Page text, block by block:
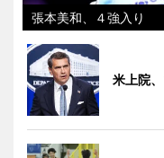
張本美和、４強入り
米上院